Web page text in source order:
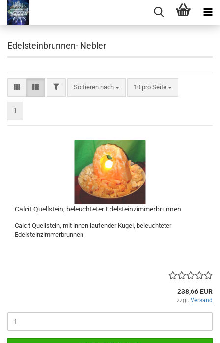
Edelsteinbrunnen- Nebler
FILTERSortieren nach
Sortieren nach 10 pro Seite
pro Seite
1
Calcit Quellstein, beleuchteter Edelsteinzimmerbrunnen
Calcit Quellstein, mit innen laufender Kugel, beleuchteter
Edelsteinzimmerbrunnen
238,66 EUR
zzgl. Versand